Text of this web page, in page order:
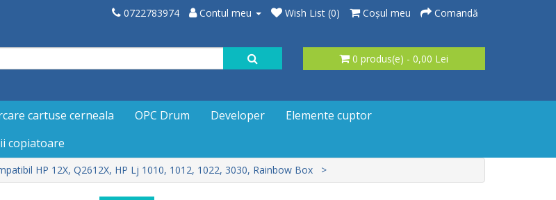
0722783974 Contul meu Wish List (0) Coşul meu Comandă
0 produs(e) - 0,00 Lei
cartuse cerneala OPC Drum Developer
Elemente cuptor
copiatoare
HP 12X, Q2612X, HP Lj 1010, 1012, 1022, 3030, Rainbow Box